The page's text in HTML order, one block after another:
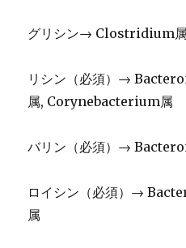
グリシン→ Clostridium
リシン（必須）→
属, Corynebacterium属
バリン（必須）→
ロイシン（必須）→
属